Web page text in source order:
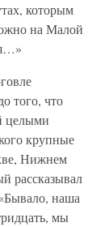
которым
на Малой
того, что
целыми
крупные
Нижнем
рассказывал
наша
мы